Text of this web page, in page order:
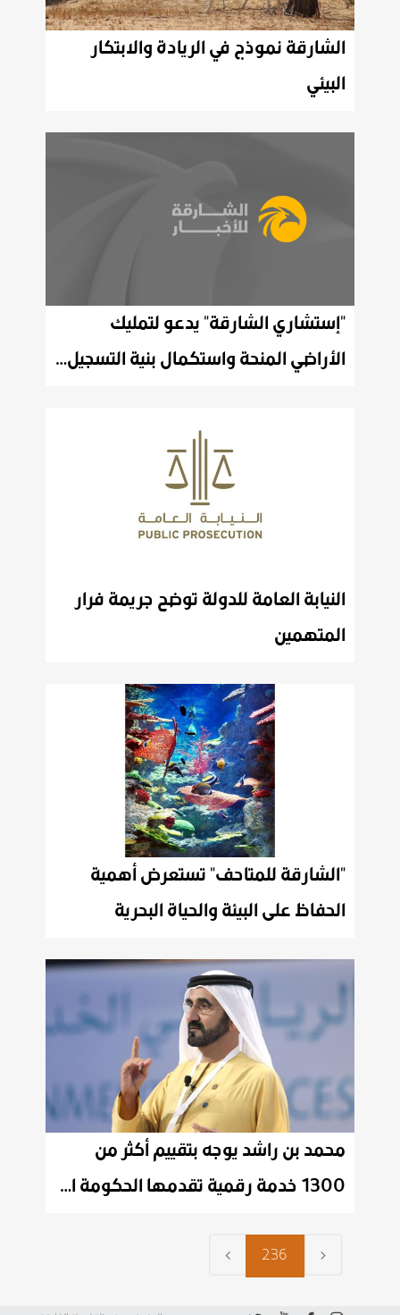
الشارقة نموذج في الريادة والابتكار
البيئي
"إستشاري الشارقة" يدعو لتمليك
الأراضي المنحة واستكمال بنية التسجيل العقاري الالكترونية
النيابة العامة للدولة توضح جريمة فرار
المتهمين
"الشارقة للمتاحف" تستعرض أهمية
الحفاظ على البيئة والحياة البحرية
محمد بن راشد يوجه بتقييم أكثر من
1300 خدمة رقمية تقدمها الحكومة الاتحادية
236